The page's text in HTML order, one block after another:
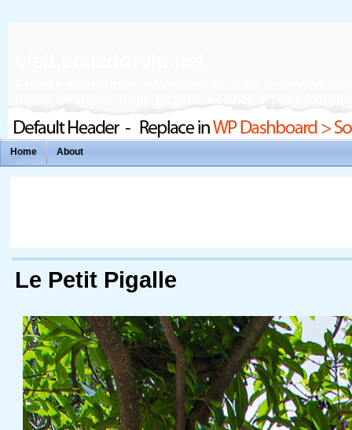
Home About
Le Petit Pigalle